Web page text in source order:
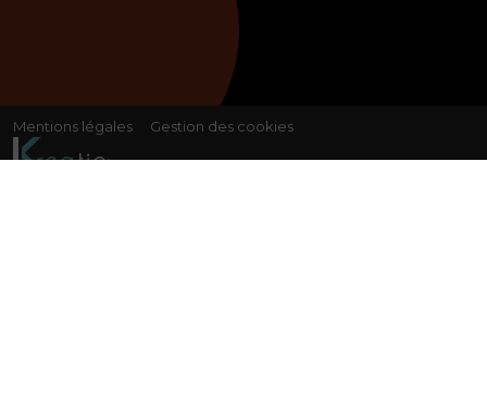
Mentions légales Gestion des cookies